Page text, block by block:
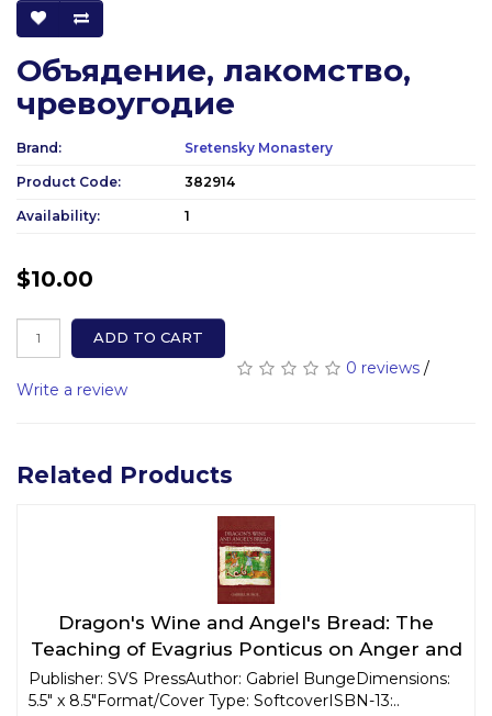
Объядение, лакомство,
чревоугодие
Brand: Sretensky Monastery
Product Code: 382914
Availability: 1
$10.00
ADD TO CART
0 reviews /
Write a review
Related Products
Dragon's Wine and Angel's Bread: The
Teaching of Evagrius Ponticus on Anger and
Meekness
Publisher: SVS PressAuthor: Gabriel BungeDimensions:
5.5" x 8.5"Format/Cover Type: SoftcoverISBN-13:..